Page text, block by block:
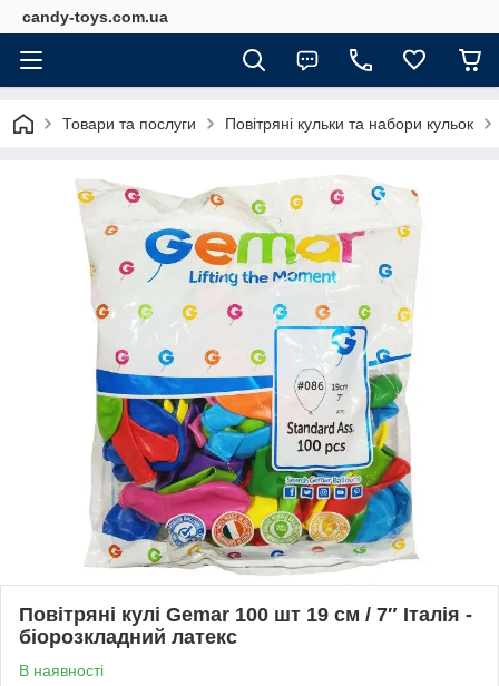
candy-toys.com.ua
Товари та послуги Повітряні кульки та набори кульок
Повітряні кулі Gemar 100 шт 19 см / 7″ Італія -
біорозкладний латекс
В наявності